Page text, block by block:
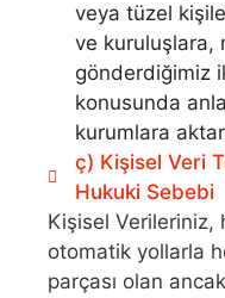
veya tüzel
ve kuruluşlara,
gönderdiğimiz
konusunda
kurumlara
ç) Kişisel Veri
Hukuki Sebebi
Kişisel Verileriniz,
otomatik yollarla
parçası olan